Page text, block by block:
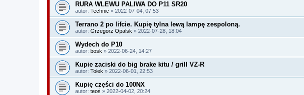
RURA WLEWU PALIWA DO P11 SR20
autor: Technic » 2022-07-04, 07:53
Terrano 2 po lifcie. Kupię tylna lewą lampę zespoloną.
autor: Grzegorz Opalsk » 2022-07-28, 18:04
Wydech do P10
autor: bosk » 2022-06-24, 14:27
Kupie zaciski do big brake kitu / grill VZ-R
autor: Tołek » 2022-06-01, 22:53
Kupię części do 100NX
autor: teoś » 2022-04-02, 20:24